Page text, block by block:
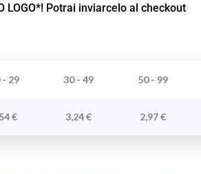
LOGO*! Potrai inviarcelo al checkout
- 29 30 - 49 50 - 99
€ 3,24€ 2,97€